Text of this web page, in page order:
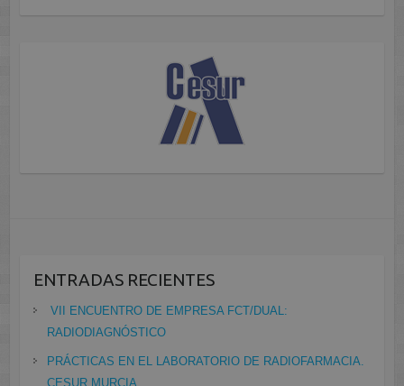
ENTRADAS RECIENTES
VII ENCUENTRO DE EMPRESA FCT/DUAL:
RADIODIAGNÓSTICO
PRÁCTICAS EN EL LABORATORIO DE RADIOFARMACIA.
CESUR MURCIA